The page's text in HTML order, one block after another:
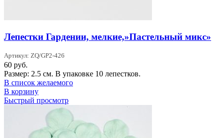
Лепестки Гардении, мелкие,»Пастельный микс»
Артикул: ZQ/GP2-426
60 руб.
Размер: 2.5 см. В упаковке 10 лепестков.
В список желаемого
В корзину
Быстрый просмотр